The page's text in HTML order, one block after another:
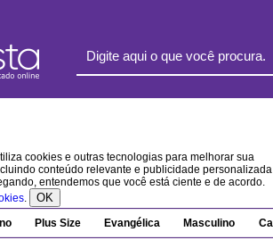
cookies e outras tecnologias para melhorar sua
conteúdo relevante e publicidade personalizada
entendemos que você está ciente e de acordo.
. OK
Plus Size Evangélica Masculino